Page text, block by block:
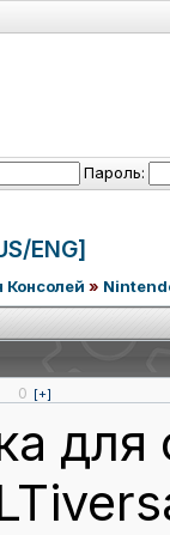
Пароль:
ENG]
Консолей »
0 [+]
для